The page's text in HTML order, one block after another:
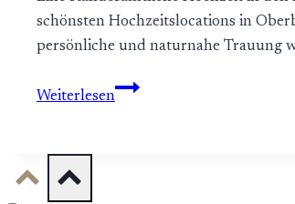
schönsten Hochzeitslocations in
persönliche und naturnahe Trauung
Weiterlesen
Standesamtliche